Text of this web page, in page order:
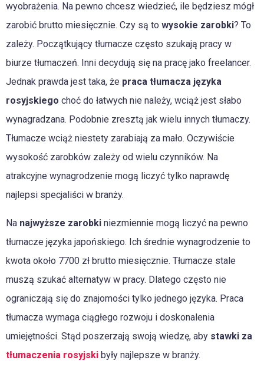
wyobrażenia. Na pewno chcesz wiedzieć, ile będziesz mógł
zarobić brutto miesięcznie. Czy są to wysokie zarobki? To
zależy. Początkujący tłumacze często szukają pracy w
biurze tłumaczeń. Inni decydują się na pracę jako freelancer.
Jednak prawda jest taka, że praca tłumacza języka
rosyjskiego choć do łatwych nie należy, wciąż jest słabo
wynagradzana. Podobnie zresztą jak wielu innych tłumaczy.
Tłumacze wciąż niestety zarabiają za mało. Oczywiście
wysokość zarobków zależy od wielu czynników. Na
atrakcyjne wynagrodzenie mogą liczyć tylko naprawdę
najlepsi specjaliści w branży.
Na najwyższe zarobki niezmiennie mogą liczyć na pewno
tłumacze języka japońskiego. Ich średnie wynagrodzenie to
kwota około 7700 zł brutto miesięcznie. Tłumacze stale
muszą szukać alternatyw w pracy. Dlatego często nie
ograniczają się do znajomości tylko jednego języka. Praca
tłumacza wymaga ciągłego rozwoju i doskonalenia
umiejętności. Stąd poszerzają swoją wiedzę, aby stawki za
tłumaczenia rosyjski były najlepsze w branży.